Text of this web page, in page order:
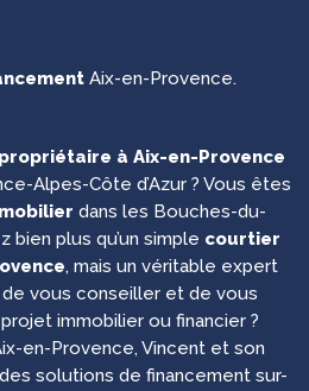
Aix-en-Provence.
à Aix-en-Provence
Alpes-Côte d’Azur ? Vous êtes
dans les Bouches-du-
bien plus qu’un simple courtier
, mais un véritable expert
vous conseiller et de vous
immobilier ou financier ?
en-Provence, Vincent et son
solutions de financement sur-